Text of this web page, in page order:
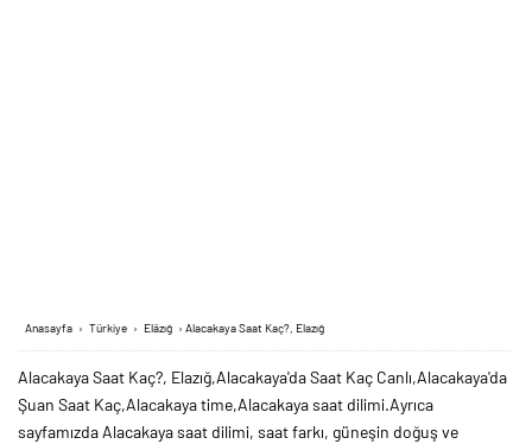
Anasayfa › Türkiye › Elâzığ › Alacakaya Saat Kaç?, Elazığ
Alacakaya Saat Kaç?, Elazığ,Alacakaya'da Saat Kaç Canlı,Alacakaya'da
Şuan Saat Kaç,Alacakaya time,Alacakaya saat dilimi.Ayrıca
sayfamızda Alacakaya saat dilimi, saat farkı, güneşin doğuş ve